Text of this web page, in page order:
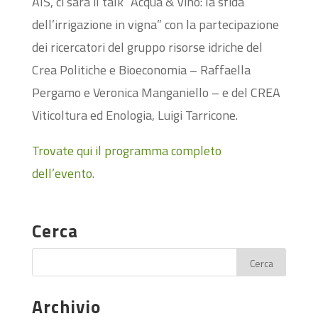
dell’irrigazione in vigna” con la partecipazione
dei ricercatori del gruppo risorse idriche del
Crea Politiche e Bioeconomia – Raffaella
Pergamo e Veronica Manganiello – e del CREA
Viticoltura ed Enologia, Luigi Tarricone.
Trovate qui il programma completo
dell’evento.
Cerca
Archivio